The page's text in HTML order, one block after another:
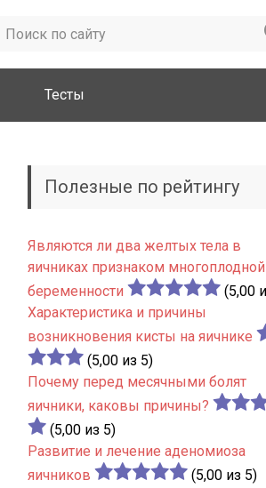
Тесты
Полезные по рейтингу
Являются ли два желтых тела в
яичниках признаком многоплодной
беременности
(5,00
Характеристика и причины
возникновения кисты на яичнике
(5,00 из 5)
Почему перед месячными болят
яичники, каковы причины?
(5,00 из 5)
Развитие и лечение аденомиоза
яичников
(5,00 из 5)